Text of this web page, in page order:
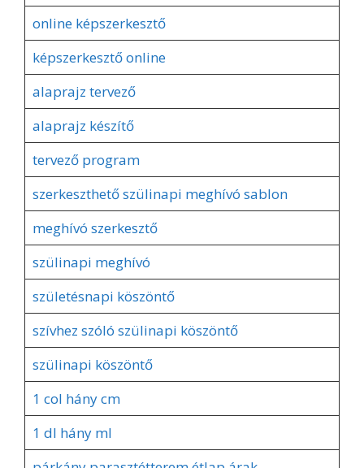
online képszerkesztő
képszerkesztő online
alaprajz tervező
alaprajz készítő
tervező program
szerkeszthető szülinapi meghívó sablon
meghívó szerkesztő
szülinapi meghívó
születésnapi köszöntő
szívhez szóló szülinapi köszöntő
szülinapi köszöntő
1 col hány cm
1 dl hány ml